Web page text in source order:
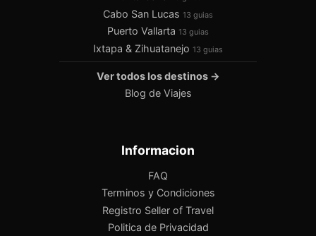
Cabo San Lucas 13 guias
Puerto Vallarta 13 guias
Ixtapa & Zihuatanejo 13 guias
Ver todos los destinos →
Blog de Viajes
Informacion
FAQ
Terminos y Condiciones
Registro Seller of Travel
Politica de Privacidad